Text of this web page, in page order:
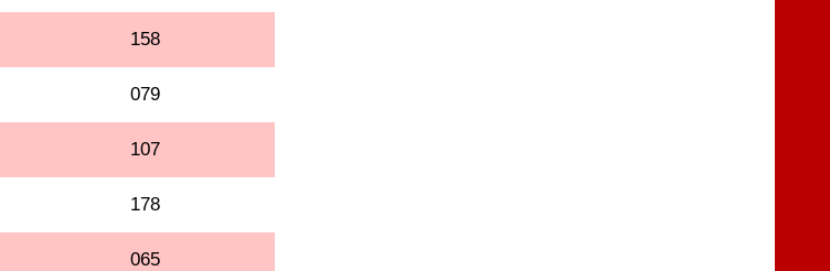
158
079
107
178
065